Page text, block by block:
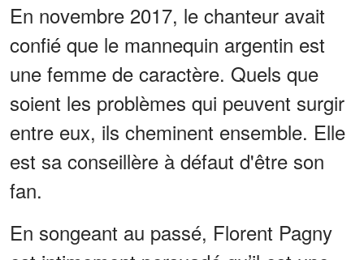
En novembre 2017, le chanteur avait
confié que le mannequin argentin est
une femme de caractère. Quels que
soient les problèmes qui peuvent surgir
entre eux, ils cheminent ensemble. Elle
est sa conseillère à défaut d'être son
fan.
En songeant au passé, Florent Pagny